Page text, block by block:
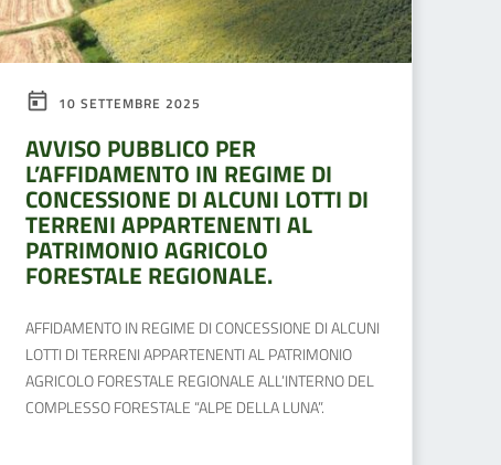
10 SETTEMBRE 2025
AVVISO PUBBLICO PER
L’AFFIDAMENTO IN REGIME DI
CONCESSIONE DI ALCUNI LOTTI DI
TERRENI APPARTENENTI AL
PATRIMONIO AGRICOLO
FORESTALE REGIONALE.
AFFIDAMENTO IN REGIME DI CONCESSIONE DI ALCUNI
LOTTI DI TERRENI APPARTENENTI AL PATRIMONIO
AGRICOLO FORESTALE REGIONALE ALL’INTERNO DEL
COMPLESSO FORESTALE “ALPE DELLA LUNA”.